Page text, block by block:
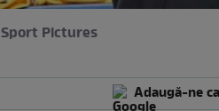
Sport Pictures
Adaugă-ne